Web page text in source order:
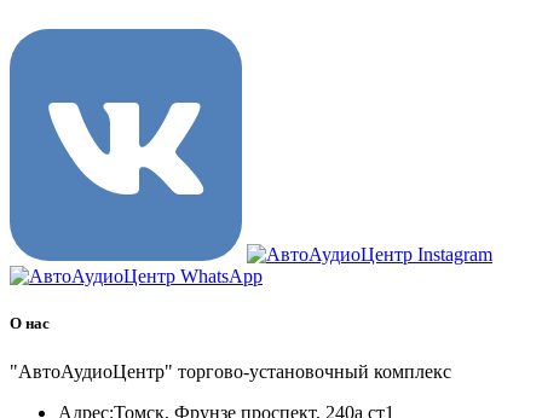
О нас
"АвтоАудиоЦентр" торгово-установочный комплекс
Адрес:Томск, Фрунзе проспект, 240а ст1